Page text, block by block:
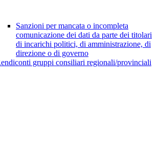
Sanzioni per mancata o incompleta
comunicazione dei dati da parte dei titolari
di incarichi politici, di amministrazione, di
direzione o di governo
gruppi consiliari regionali/provinciali